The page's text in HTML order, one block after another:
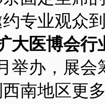
专业观众
大医博会行
举办，展
南地区更